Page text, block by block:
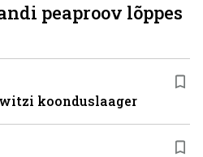
peaproov lõppes
koonduslaager